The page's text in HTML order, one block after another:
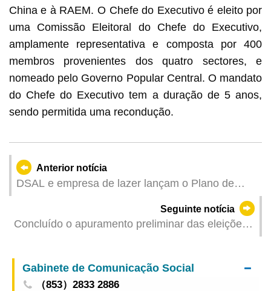
China e à RAEM. O Chefe do Executivo é eleito por
uma Comissão Eleitoral do Chefe do Executivo,
amplamente representativa e composta por 400
membros provenientes dos quatro sectores, e
nomeado pelo Governo Popular Central. O mandato
do Chefe do Executivo tem a duração de 5 anos,
sendo permitida uma recondução.
Anterior notícia
DSAL e empresa de lazer lançam o Plano de
Seguinte notícia
Concluído o apuramento preliminar das eleições
desenvolvem-se ordenadamente e demonstram
resultados da revisão da lei eleitoral
Gabinete de Comunicação Social
（853）2833 2886